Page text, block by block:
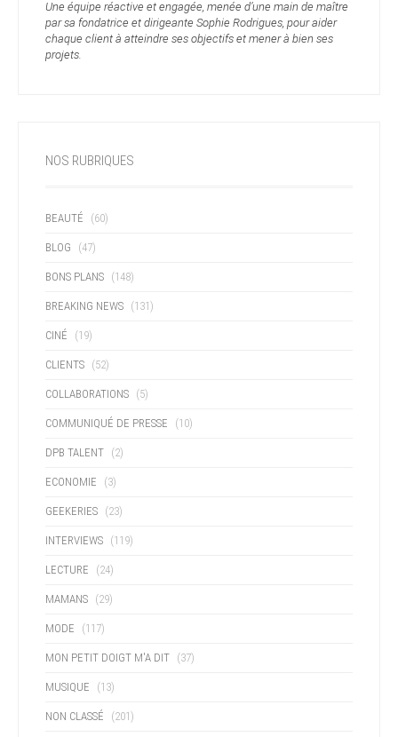
Une équipe réactive et engagée, menée d’une main de maître
par sa fondatrice et dirigeante Sophie Rodrigues, pour aider
chaque client à atteindre ses objectifs et mener à bien ses
projets.
NOS RUBRIQUES
BEAUTÉ (60)
BLOG (47)
BONS PLANS (148)
BREAKING NEWS (131)
CINÉ (19)
CLIENTS (52)
COLLABORATIONS (5)
COMMUNIQUÉ DE PRESSE (10)
DPB TALENT (2)
ECONOMIE (3)
GEEKERIES (23)
INTERVIEWS (119)
LECTURE (24)
MAMANS (29)
MODE (117)
MON PETIT DOIGT M'A DIT (37)
MUSIQUE (13)
NON CLASSÉ (201)